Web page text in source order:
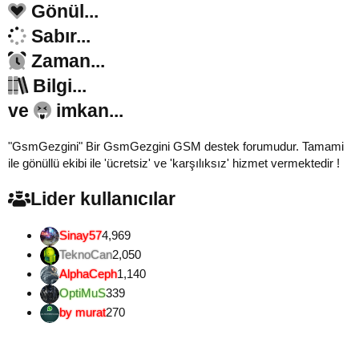
Gönül...
Sabır...
Zaman...
Bilgi...
ve
imkan...
"GsmGezgini" Bir GsmGezgini GSM destek forumudur. Tamami
ile gönüllü ekibi ile 'ücretsiz' ve 'karşılıksız' hizmet vermektedir !
Lider kullanıcılar
Sinay574,969
TeknoCan2,050
AlphaCeph1,140
OptiMuS339
by murat270